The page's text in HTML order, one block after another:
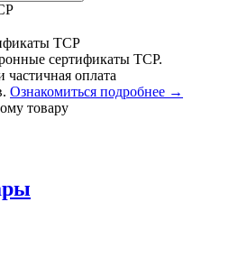
Р
ТСР
сертификаты ТСР.
оплата
Ознакомиться подробнее →
товару